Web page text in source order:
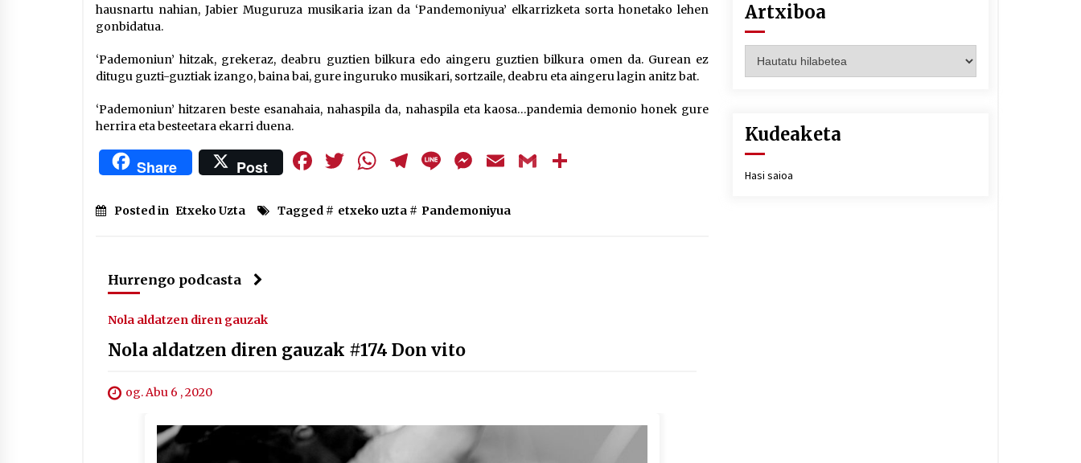
hausnartu nahian, Jabier Muguruza musikaria izan da ‘Pandemoniyua’ elkarrizketa sorta honetako lehen
gonbidatua.
‘Pademoniun’ hitzak, grekeraz, deabru guztien bilkura edo aingeru guztien bilkura omen da. Gurean ez
ditugu guzti-guztiak izango, baina bai, gure inguruko musikari, sortzaile, deabru eta aingeru lagin anitz bat.
‘Pademoniun’ hitzaren beste esanahaia, nahaspila da, nahaspila eta kaosa…pandemia demonio honek gure
herrira eta besteetara ekarri duena.
Share Post Facebook
Twitter
WhatsApp
Telegram
LineMessenger
EmailGmail
Posted in Etxeko Uzta Tagged # etxeko uzta # Pandemoniyua
Hurrengo podcasta
Nola aldatzen diren gauzak
Nola aldatzen diren gauzak #174 Don vito
og. Abu 6 , 2020
Artxiboa
Kudeaketa
Hasi saioa